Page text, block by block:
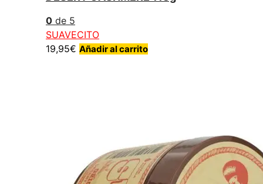
0 de 5
SUAVECITO
19,95€ Añadir al carrito